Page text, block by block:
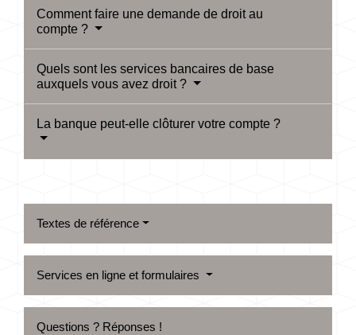
Comment faire une demande de droit au
compte ?
Quels sont les services bancaires de base
auxquels vous avez droit ?
La banque peut-elle clôturer votre compte ?
Textes de référence
Services en ligne et formulaires
Questions ? Réponses !